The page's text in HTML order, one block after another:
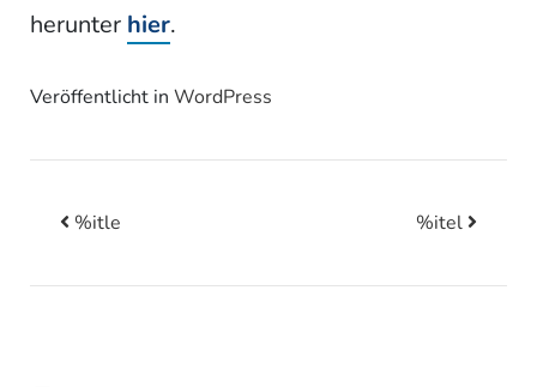
herunter hier.
Veröffentlicht in WordPress
Beitrags-Navigation
%itle %itel